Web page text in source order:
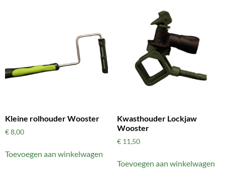
Kleine rolhouder Wooster
€8,00
Toevoegen aan winkelwagen
Kwasthouder Lockjaw
Wooster
€11,50
Toevoegen aan winkelwagen